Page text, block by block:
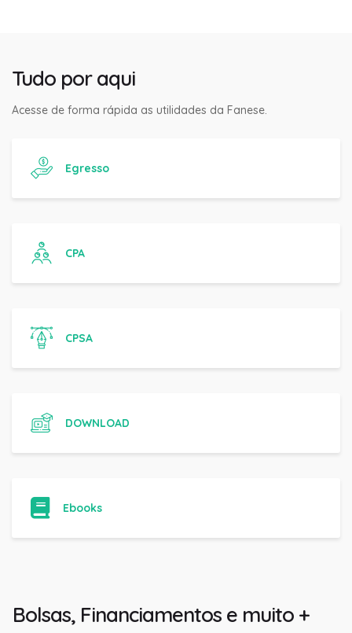
Tudo por aqui
Acesse de forma rápida as utilidades da Fanese.
Egresso
CPA
CPSA
DOWNLOAD
Ebooks
Bolsas, Financiamentos e muito +